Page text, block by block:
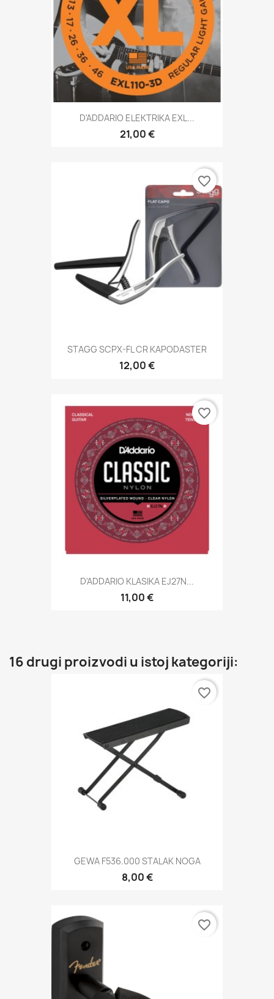
D'ADDARIO ELEKTRIKA EXL...
21,00 €
STAGG SCPX-FL CR KAPODASTER
12,00 €
favorite_border
D'ADDARIO KLASIKA EJ27N...
11,00 €
favorite_border
16 drugi proizvodi u istoj kategoriji:
GEWA F536.000 STALAK NOGA
8,00 €
favorite_border
favorite_border